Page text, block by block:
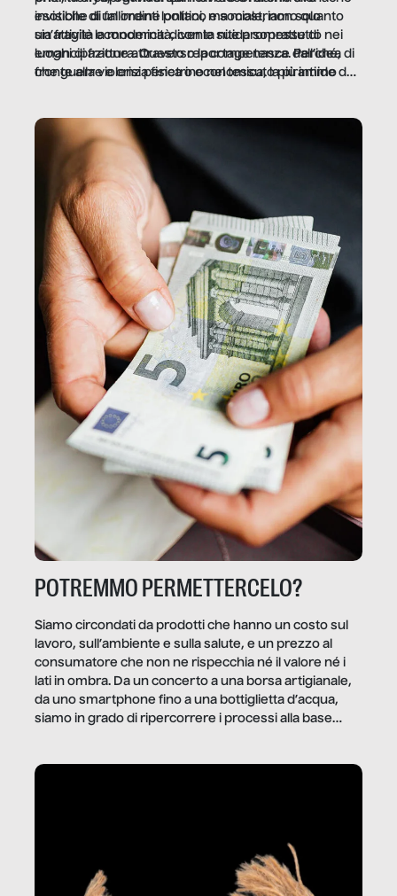
invisibile di un ordine politico e sociale, non solo
un’attività economica: diventa nitida soprattutto nei
luoghi di frattura. Questo reportage nasce dall’idea
che guerre e crisi penetrino nel tessuto più intimo
esotiche di fallimenti lontani, ma mostriamo quanto
sia fragile la modernità, con le sue promesse di
emancipazione attraverso la competenza. Perché, di
fronte alla violenza fisica o economica, la piramide del
POTREMMO PERMETTERCELO?
Siamo circondati da prodotti che hanno un costo sul
lavoro, sull’ambiente e sulla salute, e un prezzo al
consumatore che non ne rispecchia né il valore né i
lati in ombra. Da un concerto a una borsa artigianale,
da uno smartphone fino a una bottiglietta d’acqua,
siamo in grado di ripercorrere i processi alla base
dietro gli oggetti e i servizi che fanno la nostra vita